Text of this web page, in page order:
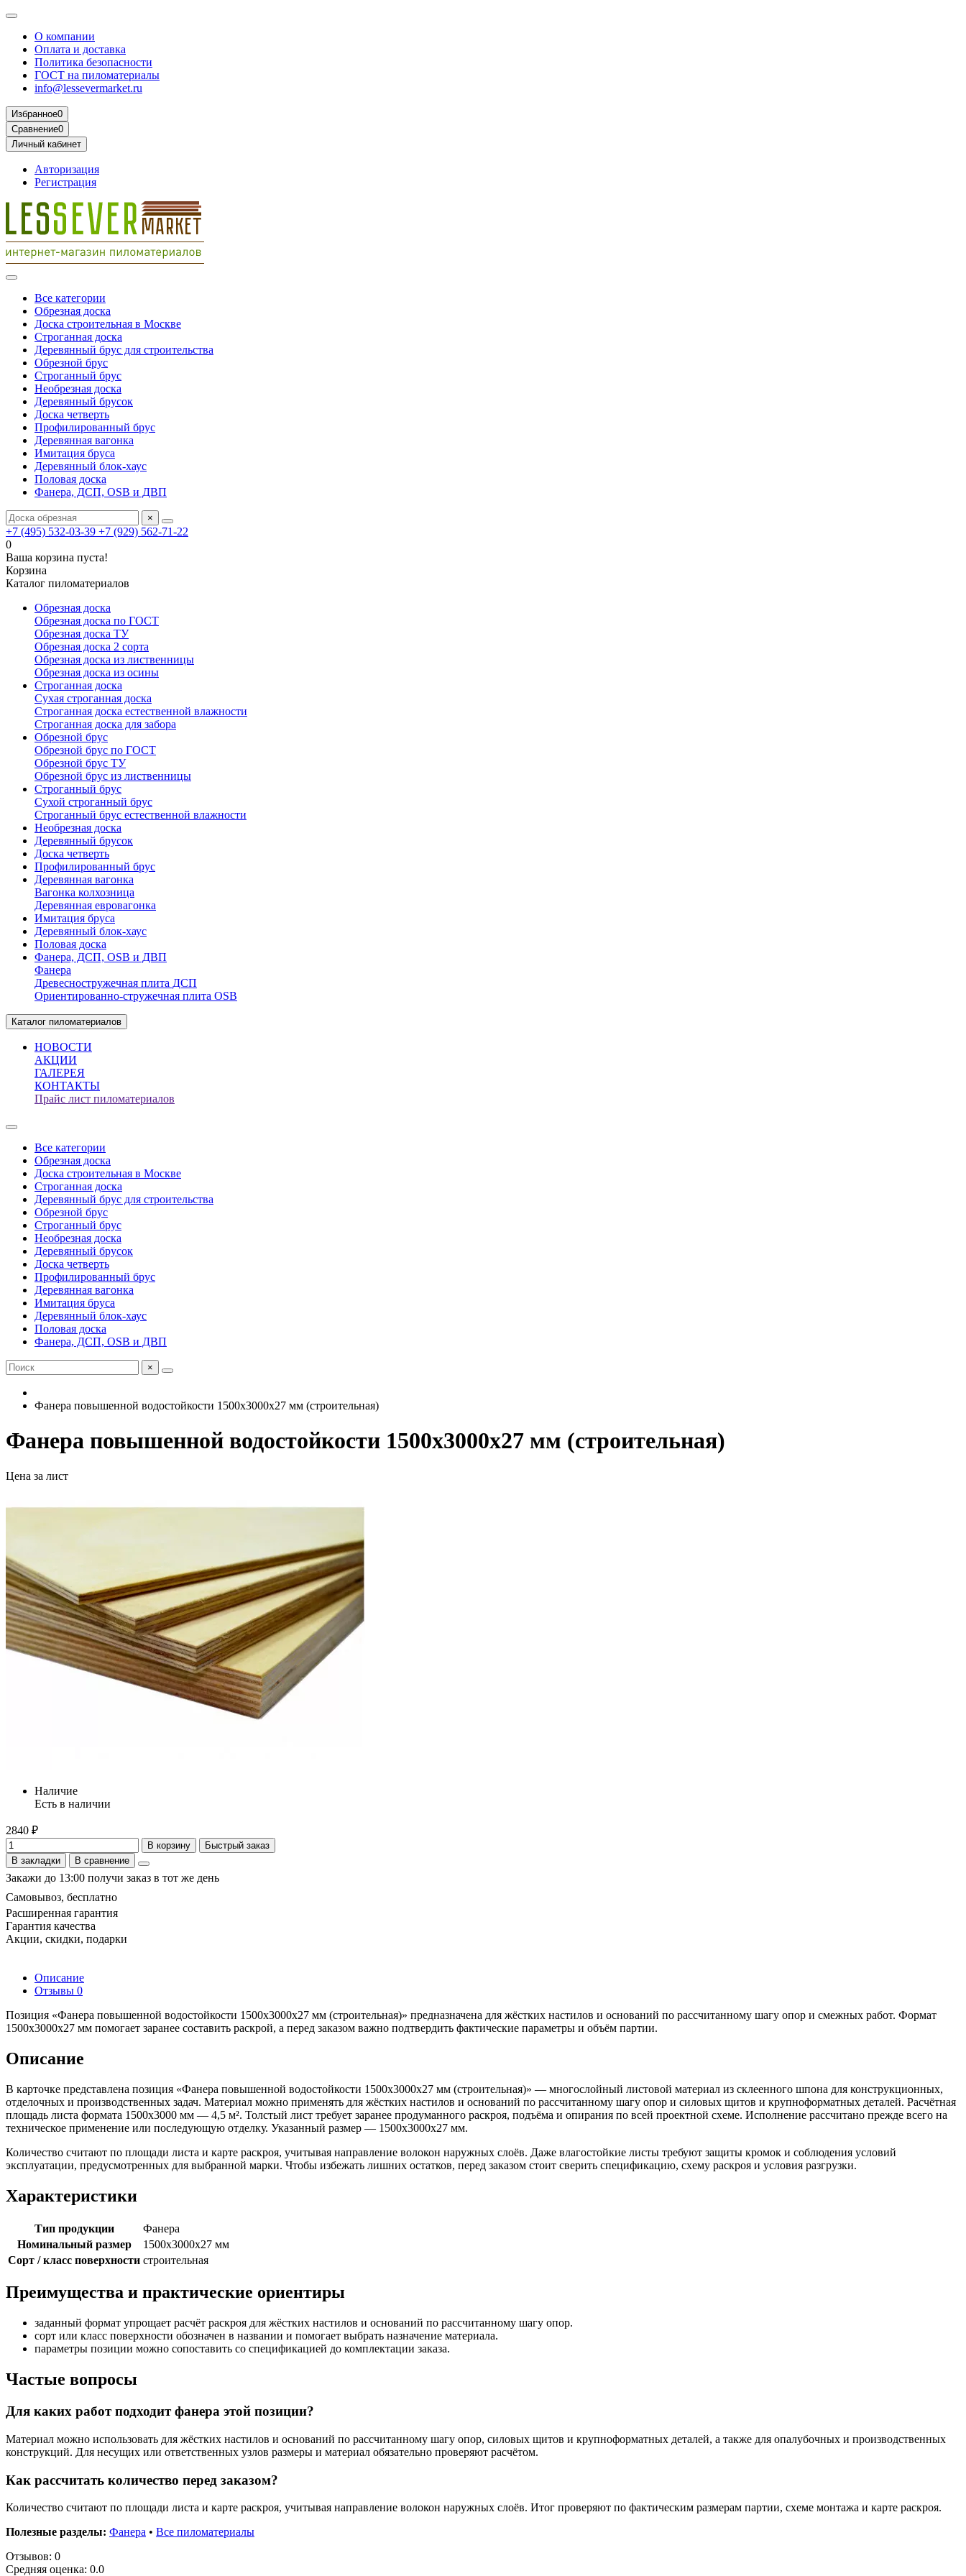
О компании
Оплата и доставка
Политика безопасности
ГОСТ на пиломатериалы
info@lessevermarket.ru
Избранное0
Сравнение0
Личный кабинет
Авторизация
Регистрация
Все категории
Обрезная доска
Доска строительная в Москве
Строганная доска
Деревянный брус для строительства
Обрезной брус
Строганный брус
Необрезная доска
Деревянный брусок
Доска четверть
Профилированный брус
Деревянная вагонка
Имитация бруса
Деревянный блок-хаус
Половая доска
Фанера, ДСП, OSB и ДВП
×
+7 (495) 532-03-39 +7 (929) 562-71-22
0
Ваша корзина пуста!
Корзина
Каталог пиломатериалов
Обрезная доска
Обрезная доска по ГОСТ
Обрезная доска ТУ
Обрезная доска 2 сорта
Обрезная доска из лиственницы
Обрезная доска из осины
Строганная доска
Сухая строганная доска
Строганная доска естественной влажности
Строганная доска для забора
Обрезной брус
Обрезной брус по ГОСТ
Обрезной брус ТУ
Обрезной брус из лиственницы
Строганный брус
Сухой строганный брус
Строганный брус естественной влажности
Необрезная доска
Деревянный брусок
Доска четверть
Профилированный брус
Деревянная вагонка
Вагонка колхозница
Деревянная евровагонка
Имитация бруса
Деревянный блок-хаус
Половая доска
Фанера, ДСП, OSB и ДВП
Фанера
Древесностружечная плита ДСП
Ориентированно-стружечная плита OSB
Каталог пиломатериалов
НОВОСТИ
АКЦИИ
ГАЛЕРЕЯ
КОНТАКТЫ
Прайс лист пиломатериалов
Все категории
Обрезная доска
Доска строительная в Москве
Строганная доска
Деревянный брус для строительства
Обрезной брус
Строганный брус
Необрезная доска
Деревянный брусок
Доска четверть
Профилированный брус
Деревянная вагонка
Имитация бруса
Деревянный блок-хаус
Половая доска
Фанера, ДСП, OSB и ДВП
×
Фанера повышенной водостойкости 1500х3000х27 мм (строительная)
Фанера повышенной водостойкости 1500х3000х27 мм (строительная)
Цена за лист
Наличие
Есть в наличии
2840 ₽
В корзину
Быстрый заказ
В закладки
В сравнение
Закажи до 13:00 получи заказ в тот же день
Самовывоз, бесплатно
Расширенная гарантия
Гарантия качества
Акции, скидки, подарки
Описание
Отзывы 0
Позиция «Фанера повышенной водостойкости 1500х3000х27 мм (строительная)» предназначена для жёстких настилов и оснований по рассчитанному шагу опор и смежных работ. Формат
1500х3000х27 мм помогает заранее составить раскрой, а перед заказом важно подтвердить фактические параметры и объём партии.
Описание
В карточке представлена позиция «Фанера повышенной водостойкости 1500х3000х27 мм (строительная)» — многослойный листовой материал из склеенного шпона для конструкционных,
отделочных и производственных задач. Материал можно применять для жёстких настилов и оснований по рассчитанному шагу опор и силовых щитов и крупноформатных деталей. Расчётная
площадь листа формата 1500х3000 мм — 4,5 м². Толстый лист требует заранее продуманного раскроя, подъёма и опирания по всей проектной схеме. Исполнение рассчитано прежде всего на
техническое применение или последующую отделку. Указанный размер — 1500х3000х27 мм.
Количество считают по площади листа и карте раскроя, учитывая направление волокон наружных слоёв. Даже влагостойкие листы требуют защиты кромок и соблюдения условий
эксплуатации, предусмотренных для выбранной марки. Чтобы избежать лишних остатков, перед заказом стоит сверить спецификацию, схему раскроя и условия разгрузки.
Характеристики
Тип продукции
Фанера
Номинальный размер
1500х3000х27 мм
Сорт / класс поверхности строительная
Преимущества и практические ориентиры
заданный формат упрощает расчёт раскроя для жёстких настилов и оснований по рассчитанному шагу опор.
сорт или класс поверхности обозначен в названии и помогает выбрать назначение материала.
параметры позиции можно сопоставить со спецификацией до комплектации заказа.
Частые вопросы
Для каких работ подходит фанера этой позиции?
Материал можно использовать для жёстких настилов и оснований по рассчитанному шагу опор, силовых щитов и крупноформатных деталей, а также для опалубочных и производственных
конструкций. Для несущих или ответственных узлов размеры и материал обязательно проверяют расчётом.
Как рассчитать количество перед заказом?
Количество считают по площади листа и карте раскроя, учитывая направление волокон наружных слоёв. Итог проверяют по фактическим размерам партии, схеме монтажа и карте раскроя.
Полезные разделы: Фанера • Все пиломатериалы
Отзывов: 0
Средняя оценка: 0.0